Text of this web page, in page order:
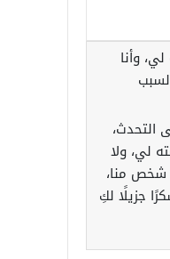
وأنا
التحدث،
لي، ولا
شخص منا،
جزيلًا لكِ